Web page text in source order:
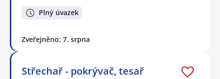
Plný úvazek
Zveřejněno: 7. srpna
Střechař - pokrývač, tesař